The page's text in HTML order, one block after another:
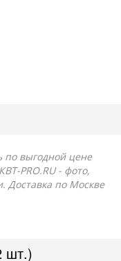
по выгодной цене
PRO.RU - фото,
Доставка по Москве
шт.)